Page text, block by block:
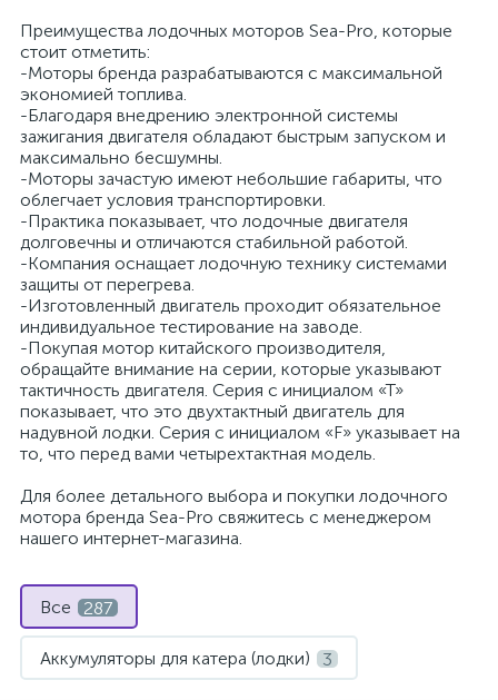
Преимущества лодочных моторов Sea-Pro, которые
стоит отметить:
-Моторы бренда разрабатываются с максимальной
экономией топлива.
-Благодаря внедрению электронной системы
зажигания двигателя обладают быстрым запуском и
максимально бесшумны.
-Моторы зачастую имеют небольшие габариты, что
облегчает условия транспортировки.
-Практика показывает, что лодочные двигателя
долговечны и отличаются стабильной работой.
-Компания оснащает лодочную технику системами
защиты от перегрева.
-Изготовленный двигатель проходит обязательное
индивидуальное тестирование на заводе.
-Покупая мотор китайского производителя,
обращайте внимание на серии, которые указывают
тактичность двигателя. Серия с инициалом «Т»
показывает, что это двухтактный двигатель для
надувной лодки. Серия с инициалом «F» указывает на
то, что перед вами четырехтактная модель.
Для более детального выбора и покупки лодочного
мотора бренда Sea-Pro свяжитесь с менеджером
нашего интернет-магазина.
Все 287
Аккумуляторы для катера (лодки) 3